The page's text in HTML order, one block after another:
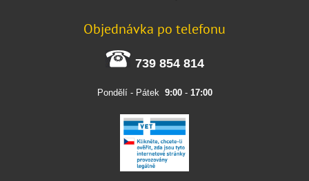
Objednávka po telefonu
739 854 814
Pondělí - Pátek 9:00- 17:00